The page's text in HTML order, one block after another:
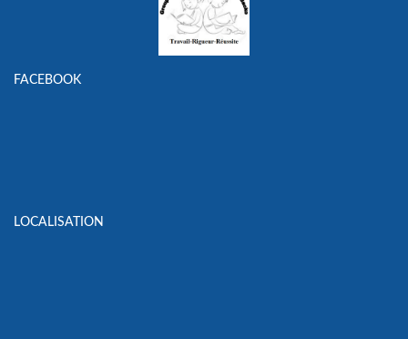
FACEBOOK
LOCALISATION